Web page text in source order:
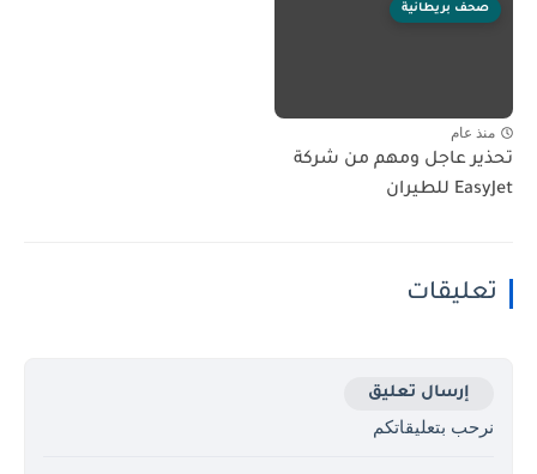
صحف بريطانية
منذ عام
تحذير عاجل ومهم من شركة
EasyJet للطيران
تعليقات
إرسال تعليق
نرحب بتعليقاتكم